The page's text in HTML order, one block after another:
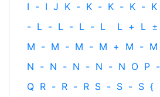
I - I J K - K - K - K - K
- L - L - L - L L + L ±
M - M - M - M + M - M
N - N - N - N - N O P -
Q R - R - R S - S - S {